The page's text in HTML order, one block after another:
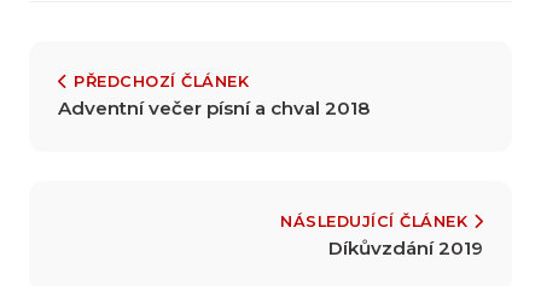
PŘEDCHOZÍ ČLÁNEK
Adventní večer písní a chval 2018
NÁSLEDUJÍCÍ ČLÁNEK
Díkůvzdání 2019